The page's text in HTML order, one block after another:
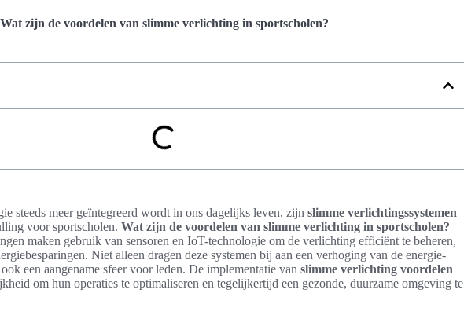
Wat zijn de voordelen van slimme verlichting in sportscholen?
steeds meer geïntegreerd wordt in ons dagelijks leven, zijn slimme verlichtingssystemen
voor sportscholen. Wat zijn de voordelen van slimme verlichting in sportscholen?
maken gebruik van sensoren en IoT-technologie om de verlichting efficiënt te beheren,
Niet alleen dragen deze systemen bij aan een verhoging van de energie-
een aangename sfeer voor leden. De implementatie van slimme verlichting voordelen
om hun operaties te optimaliseren en tegelijkertijd een gezonde, duurzame omgeving te